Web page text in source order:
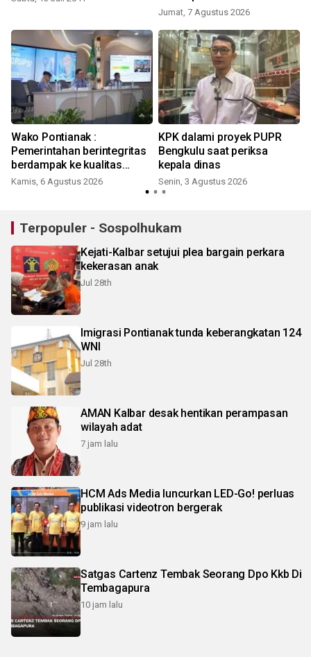
Jumat, 7 Agustus 2026
Wako Pontianak :
Pemerintahan berintegritas
berdampak ke kualitas
pelayanan warga
Kamis, 6 Agustus 2026
KPK dalami proyek PUPR
Bengkulu saat periksa
kepala dinas
Senin, 3 Agustus 2026
Terpopuler - Sospolhukam
Kejati-Kalbar setujui plea bargain perkara
kekerasan anak
Jul 28th
Imigrasi Pontianak tunda keberangkatan 124
WNI
Jul 28th
AMAN Kalbar desak hentikan perampasan
wilayah adat
7 jam lalu
HCM Ads Media luncurkan LED-Go! perluas
publikasi videotron bergerak
9 jam lalu
Satgas Cartenz Tembak Seorang Dpo Kkb Di
Tembagapura
10 jam lalu